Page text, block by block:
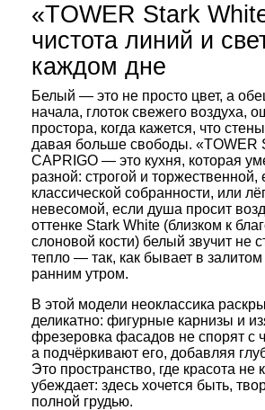
«TOWER Stark
чистота линий и
каждом дне
Белый — это не просто цвет, а
начала, глоток свежего воздуха,
простора, когда кажется, что
давая больше свободы. «TOWER
CAPRIGO — это кухня, которая
разной: строгой и торжественной,
классической собранности, или
невесомой, если душа просит
оттенке Stark White (близком к
слоновой кости) белый звучит не
тепло — так, как бывает в
ранним утром.
В этой модели неоклассика
деликатно: фигурные карнизы и
фрезеровка фасадов не спорят с
а подчёркивают его, добавляя
Это пространство, где красота не
убеждает: здесь хочется быть,
полной грудью.